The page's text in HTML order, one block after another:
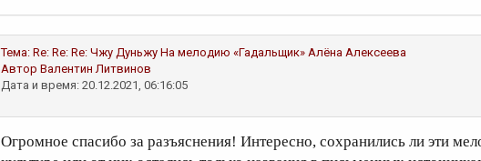
Тема: Re: Re: Re: Чжу Дуньжу На мелодию «Гадальщик» Алёна Алексеева
Автор Валентин Литвинов
Дата и время: 20.12.2021, 06:16:05
Огромное спасибо за разъяснения! Интересно, сохранились ли эти